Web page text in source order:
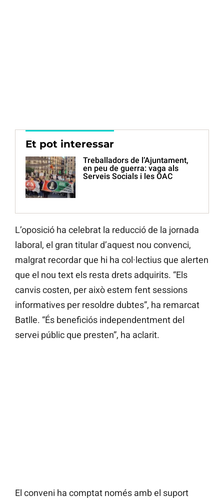
Et pot interessar
Treballadors de l’Ajuntament,
en peu de guerra: vaga als
Serveis Socials i les OAC
L’oposició ha celebrat la reducció de la jornada
laboral, el gran titular d’aquest nou convenci,
malgrat recordar que hi ha col·lectius que alerten
que el nou text els resta drets adquirits. “Els
canvis costen, per això estem fent sessions
informatives per resoldre dubtes”, ha remarcat
Batlle. “És beneficiós independentment del
servei públic que presten”, ha aclarit.
El conveni ha comptat només amb el suport